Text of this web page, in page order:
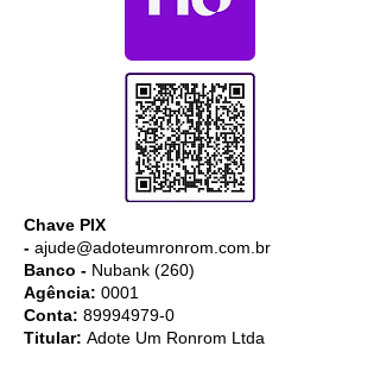
Chave PIX
- ajude@adoteumronrom.com.br
Banco - Nubank (260)
Agência: 0001
Conta: 89994979-0
Titular: Adote Um Ronrom Ltda